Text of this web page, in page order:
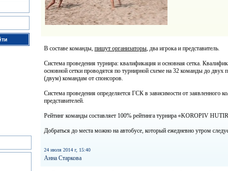
В составе команды, пишут организаторы, два игрока и представитель.
Система проведения турнира: квалификация и основная сетка.
основной сетки проводятся по турнирной схеме на 32 команды до
(двум) командам от спонсоров.
Система проведения определяется ГСК в зависимости от заявленного
представителей.
Рейтинг команды составляет 100% рейтинга турнира «KOROPIV
Добраться до места можно на автобусе, который ежедневно утром
24 июля 2014 г, 15:40
Анна Старкова